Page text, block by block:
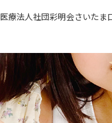
医療法人社団彩明会さいたま